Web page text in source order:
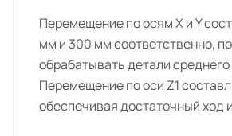
Перемещение по осям X и Y
мм и 300 мм соответственно,
обрабатывать детали
Перемещение по оси Z1
обеспечивая достаточный ход